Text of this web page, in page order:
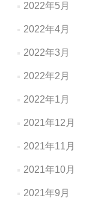
2022年5月
2022年4月
2022年3月
2022年2月
2022年1月
2021年12月
2021年11月
2021年10月
2021年9月